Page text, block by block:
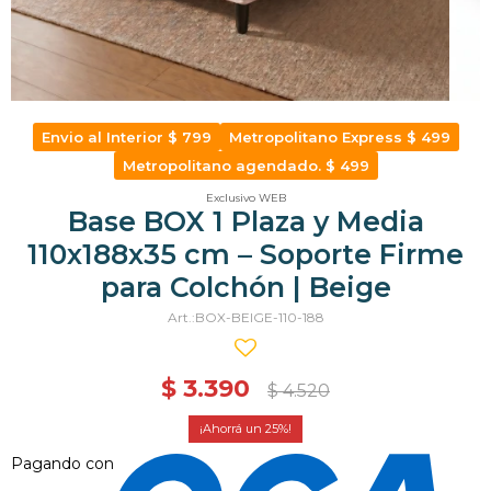
Envio al Interior $ 799
Metropolitano Express $ 499
Metropolitano agendado. $ 499
Exclusivo WEB
Base BOX 1 Plaza y Media
110x188x35 cm – Soporte Firme
para Colchón | Beige
BOX-BEIGE-110-188
$ 3.390 $ 4.520
25
Pagando con